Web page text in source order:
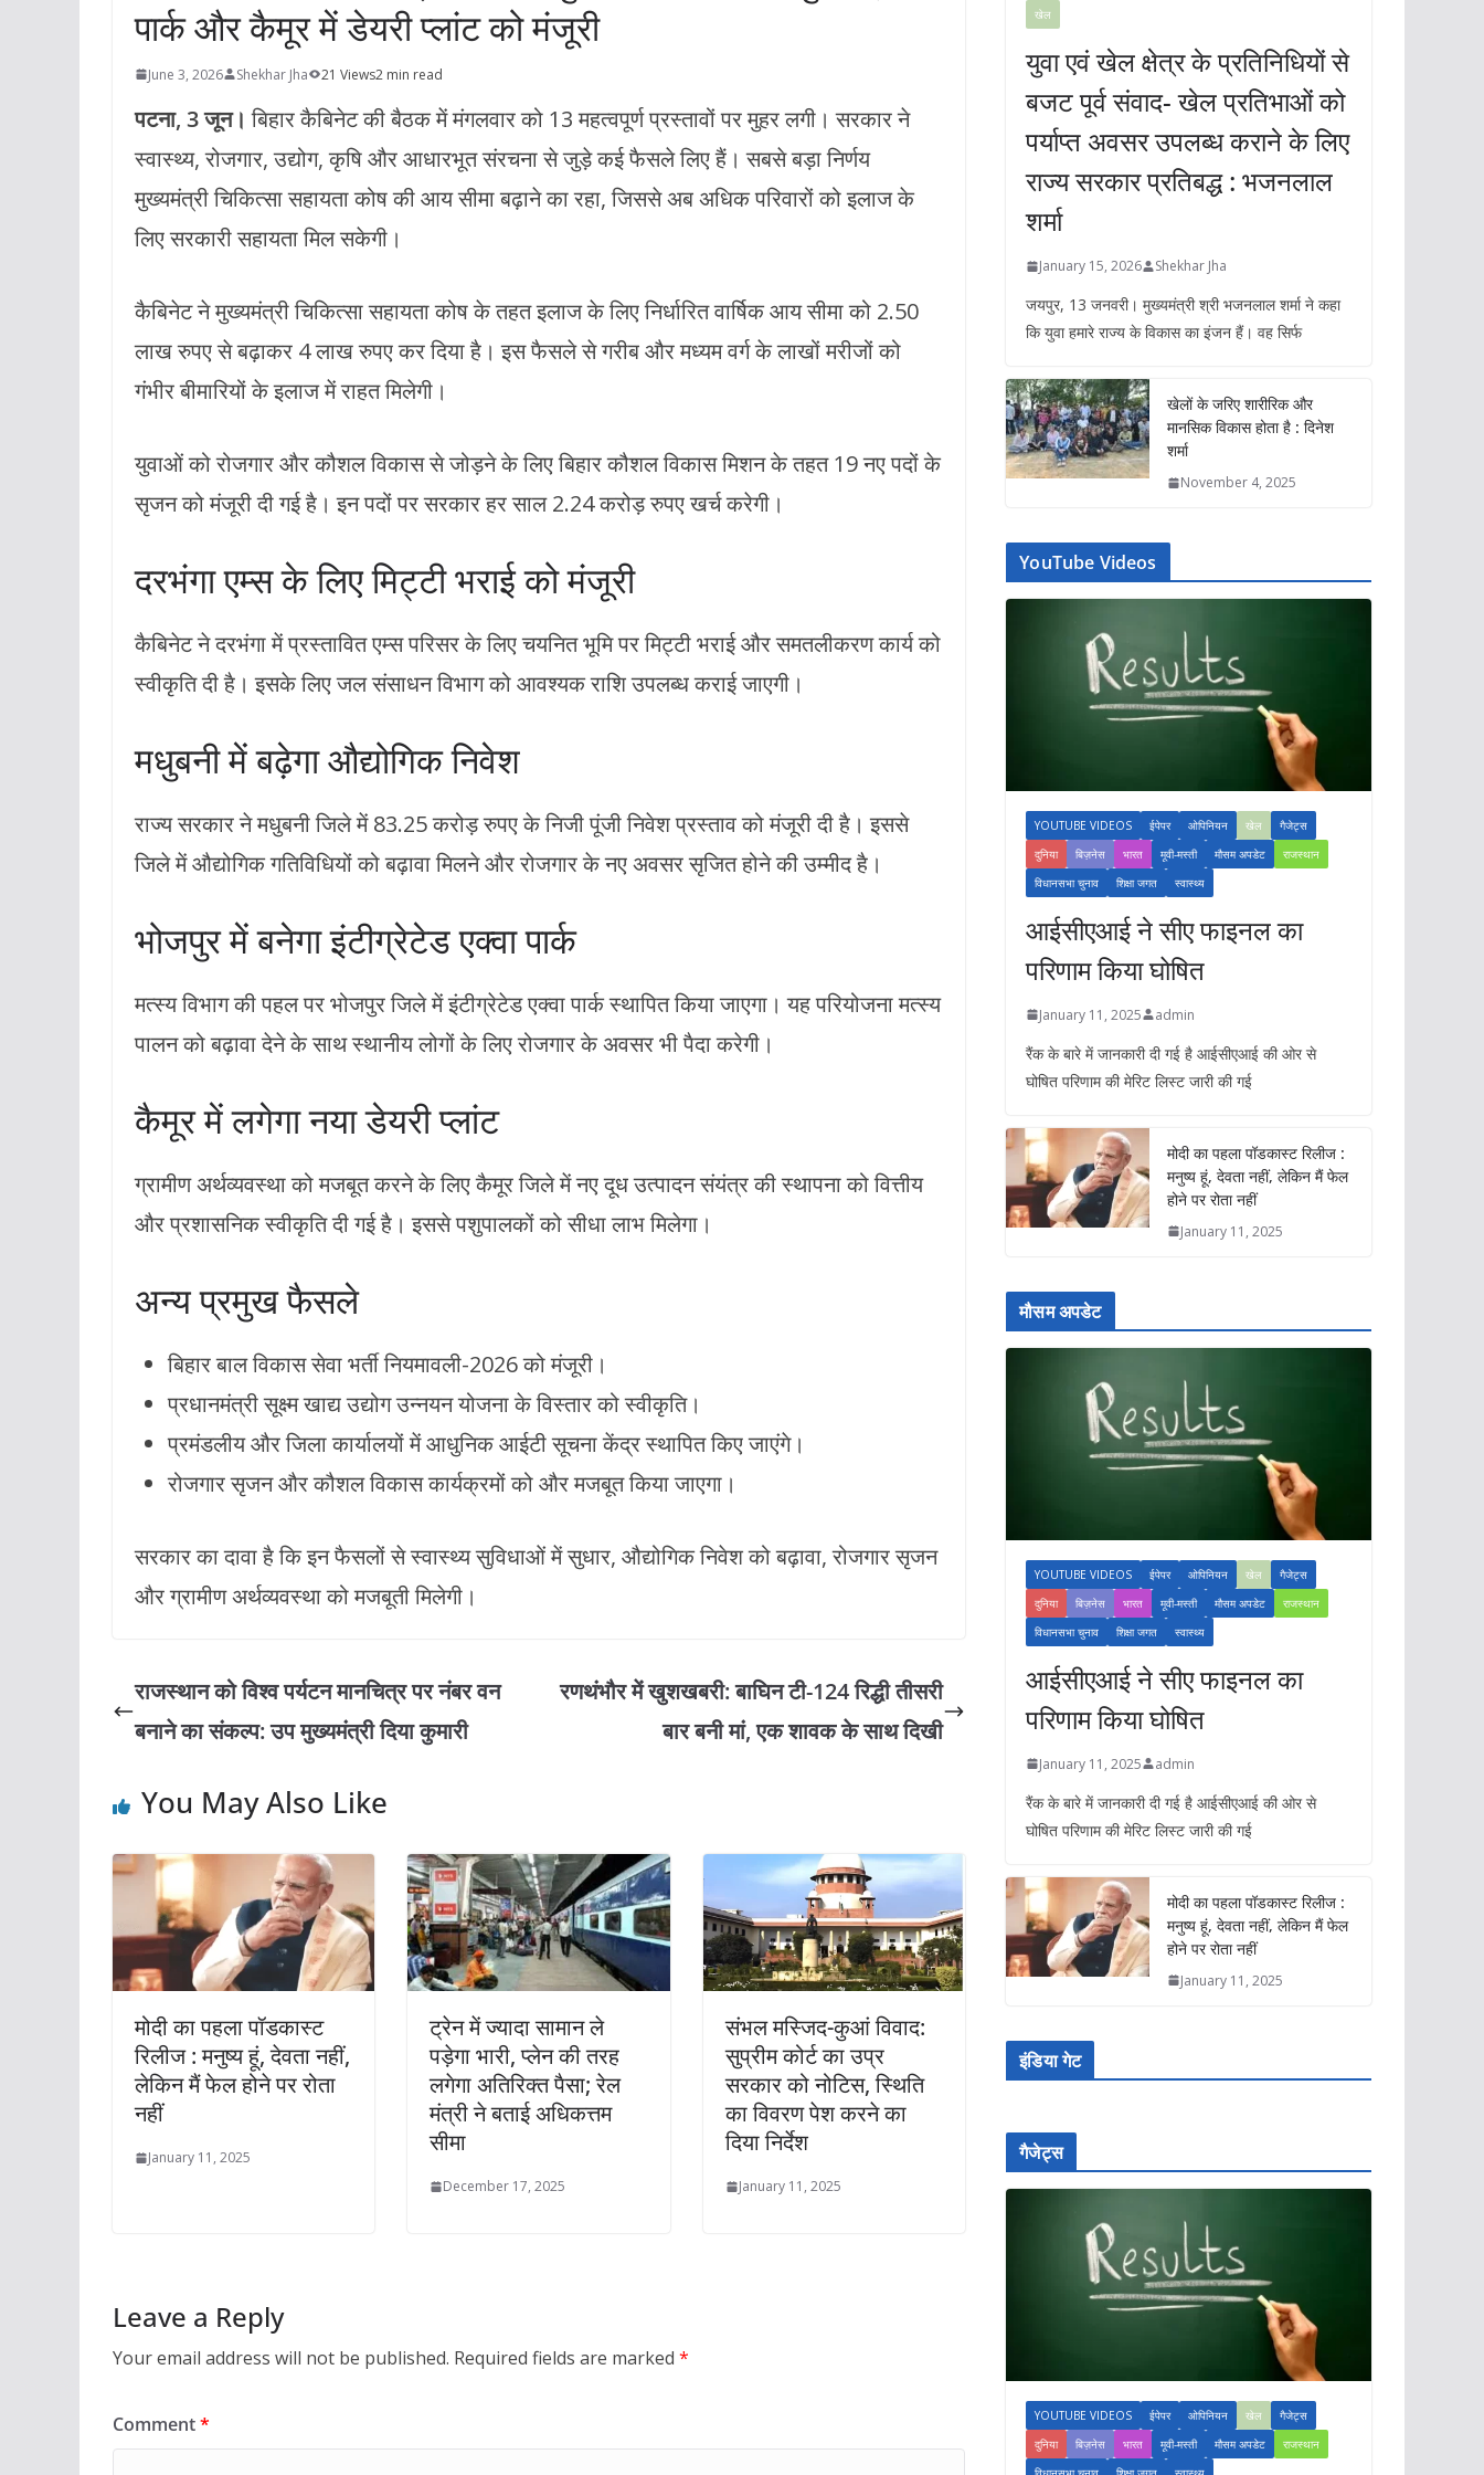
पार्क और कैमूर में डेयरी प्लांट को मंजूरी
June 3, 2026 Shekhar Jha 21 Views2 min read
पटना, 3 जून। बिहार कैबिनेट की बैठक में मंगलवार को 13 महत्वपूर्ण प्रस्तावों पर मुहर लगी। सरकार ने
स्वास्थ्य, रोजगार, उद्योग, कृषि और आधारभूत संरचना से जुड़े कई फैसले लिए हैं। सबसे बड़ा निर्णय
मुख्यमंत्री चिकित्सा सहायता कोष की आय सीमा बढ़ाने का रहा, जिससे अब अधिक परिवारों को इलाज के
लिए सरकारी सहायता मिल सकेगी।
कैबिनेट ने मुख्यमंत्री चिकित्सा सहायता कोष के तहत इलाज के लिए निर्धारित वार्षिक आय सीमा को 2.50
लाख रुपए से बढ़ाकर 4 लाख रुपए कर दिया है। इस फैसले से गरीब और मध्यम वर्ग के लाखों मरीजों को
गंभीर बीमारियों के इलाज में राहत मिलेगी।
युवाओं को रोजगार और कौशल विकास से जोड़ने के लिए बिहार कौशल विकास मिशन के तहत 19 नए पदों के
सृजन को मंजूरी दी गई है। इन पदों पर सरकार हर साल 2.24 करोड़ रुपए खर्च करेगी।
दरभंगा एम्स के लिए मिट्टी भराई को मंजूरी
कैबिनेट ने दरभंगा में प्रस्तावित एम्स परिसर के लिए चयनित भूमि पर मिट्टी भराई और समतलीकरण कार्य को
स्वीकृति दी है। इसके लिए जल संसाधन विभाग को आवश्यक राशि उपलब्ध कराई जाएगी।
मधुबनी में बढ़ेगा औद्योगिक निवेश
राज्य सरकार ने मधुबनी जिले में 83.25 करोड़ रुपए के निजी पूंजी निवेश प्रस्ताव को मंजूरी दी है। इससे
जिले में औद्योगिक गतिविधियों को बढ़ावा मिलने और रोजगार के नए अवसर सृजित होने की उम्मीद है।
भोजपुर में बनेगा इंटीग्रेटेड एक्वा पार्क
मत्स्य विभाग की पहल पर भोजपुर जिले में इंटीग्रेटेड एक्वा पार्क स्थापित किया जाएगा। यह परियोजना मत्स्य
पालन को बढ़ावा देने के साथ स्थानीय लोगों के लिए रोजगार के अवसर भी पैदा करेगी।
कैमूर में लगेगा नया डेयरी प्लांट
ग्रामीण अर्थव्यवस्था को मजबूत करने के लिए कैमूर जिले में नए दूध उत्पादन संयंत्र की स्थापना को वित्तीय
और प्रशासनिक स्वीकृति दी गई है। इससे पशुपालकों को सीधा लाभ मिलेगा।
अन्य प्रमुख फैसले
बिहार बाल विकास सेवा भर्ती नियमावली-2026 को मंजूरी।
प्रधानमंत्री सूक्ष्म खाद्य उद्योग उन्नयन योजना के विस्तार को स्वीकृति।
प्रमंडलीय और जिला कार्यालयों में आधुनिक आईटी सूचना केंद्र स्थापित किए जाएंगे।
रोजगार सृजन और कौशल विकास कार्यक्रमों को और मजबूत किया जाएगा।
सरकार का दावा है कि इन फैसलों से स्वास्थ्य सुविधाओं में सुधार, औद्योगिक निवेश को बढ़ावा, रोजगार सृजन
और ग्रामीण अर्थव्यवस्था को मजबूती मिलेगी।
राजस्थान को विश्व पर्यटन मानचित्र पर नंबर वन
बनाने का संकल्प: उप मुख्यमंत्री दिया कुमारी
रणथंभौर में खुशखबरी: बाघिन टी-124 रिद्धी तीसरी
बार बनी मां, एक शावक के साथ दिखी
You May Also Like
मोदी का पहला पॉडकास्ट
रिलीज : मनुष्य हूं, देवता नहीं,
लेकिन मैं फेल होने पर रोता
नहीं
January 11, 2025
ट्रेन में ज्यादा सामान ले
पड़ेगा भारी, प्लेन की तरह
लगेगा अतिरिक्त पैसा; रेल
मंत्री ने बताई अधिकत्तम
सीमा
December 17, 2025
संभल मस्जिद-कुआं विवाद:
सुप्रीम कोर्ट का उप्र
सरकार को नोटिस, स्थिति
का विवरण पेश करने का
दिया निर्देश
January 11, 2025
Leave a Reply
Your email address will not be published. Required fields are marked *
Comment*
खेल
युवा एवं खेल क्षेत्र के प्रतिनिधियों से
बजट पूर्व संवाद- खेल प्रतिभाओं को
पर्याप्त अवसर उपलब्ध कराने के लिए
राज्य सरकार प्रतिबद्ध : भजनलाल
शर्मा
January 15, 2026 Shekhar Jha
जयपुर, 13 जनवरी। मुख्यमंत्री श्री भजनलाल शर्मा ने कहा
कि युवा हमारे राज्य के विकास का इंजन हैं। वह सिर्फ
खेलों के जरिए शारीरिक और
मानसिक विकास होता है : दिनेश
शर्मा
November 4, 2025
YouTube Videos
YOUTUBE VIDEOS ईपेपर ओपिनियन खेल
गैजेट्स
दुनिया
बिज़नेस भारत मूवी-मस्ती मौसम अपडेट
राजस्थान
विधानसभा चुनाव
शिक्षा जगत स्वास्थ्य
आईसीएआई ने सीए फाइनल का
परिणाम किया घोषित
January 11, 2025 admin
रैंक के बारे में जानकारी दी गई है आईसीएआई की ओर से
घोषित परिणाम की मेरिट लिस्ट जारी की गई
मोदी का पहला पॉडकास्ट रिलीज :
मनुष्य हूं, देवता नहीं, लेकिन मैं फेल
होने पर रोता नहीं
January 11, 2025
मौसम अपडेट
YOUTUBE VIDEOS ईपेपर ओपिनियन खेल
गैजेट्स
दुनिया
बिज़नेस भारत मूवी-मस्ती मौसम अपडेट
राजस्थान
विधानसभा चुनाव
शिक्षा जगत स्वास्थ्य
आईसीएआई ने सीए फाइनल का
परिणाम किया घोषित
January 11, 2025 admin
रैंक के बारे में जानकारी दी गई है आईसीएआई की ओर से
घोषित परिणाम की मेरिट लिस्ट जारी की गई
मोदी का पहला पॉडकास्ट रिलीज :
मनुष्य हूं, देवता नहीं, लेकिन मैं फेल
होने पर रोता नहीं
January 11, 2025
इंडिया गेट
गैजेट्स
YOUTUBE VIDEOS ईपेपर ओपिनियन खेल
गैजेट्स
दुनिया
बिज़नेस भारत मूवी-मस्ती मौसम अपडेट
राजस्थान